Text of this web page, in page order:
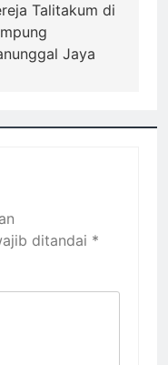
Talitakum di
Jaya
ditandai *